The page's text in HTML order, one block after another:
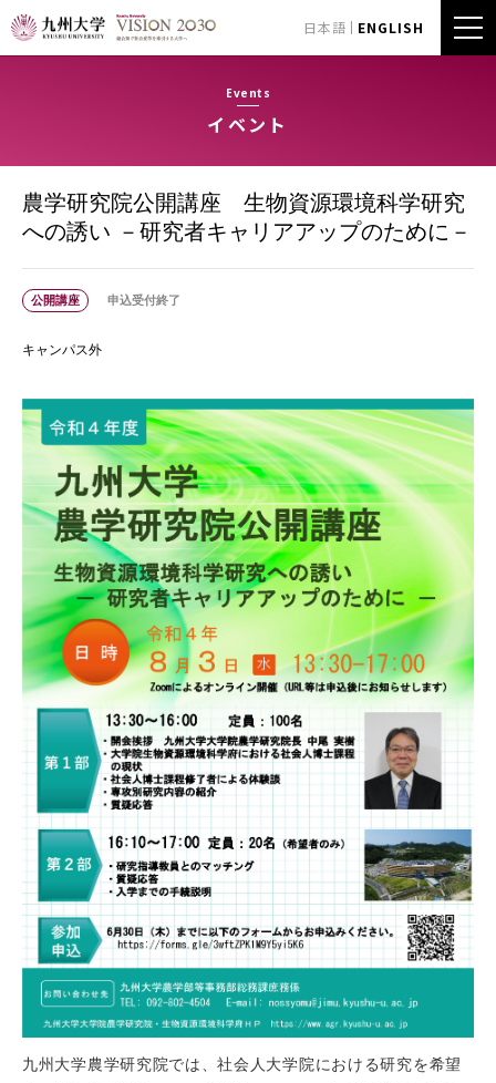
日本語 ENGLISH
Events
イベント
農学研究院公開講座 生物資源環境科学研究
への誘い －研究者キャリアアップのために－
公開講座 申込受付終了
キャンパス外
九州大学農学研究院では、社会人大学院における研究を希望